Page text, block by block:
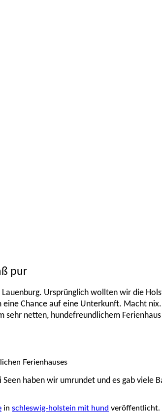
pur
Ursprünglich wollten wir die
Chance auf eine Unterkunft. Macht
sehr netten, hundefreundlichem
Ferienhauses
haben wir umrundet und es gab viele
in schleswig-holstein mit hund veröffentlicht.